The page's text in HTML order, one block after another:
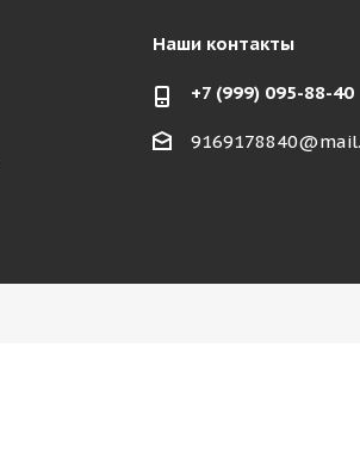
Наши контакты
+7 (999) 095-88-40